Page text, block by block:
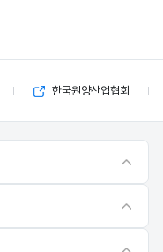
한국원양산업협회